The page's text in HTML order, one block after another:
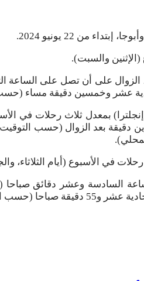
22 يونيو 2024.
بلاغ للشركة، نحو نابولي من مطار محمد الخامس بالدار البيضاء على الساعة
عشر وخمسين دقيقة مساء
الدار البيضاء بمانشستر (إنجلترا) بمعدل
تصل على الساعة الخامسة وعشرين دقيقة بعد
في الأسبوع (أيام الثلاثاء،
إلى المطار الدولي لأبوجا على الساعة
المحلي).